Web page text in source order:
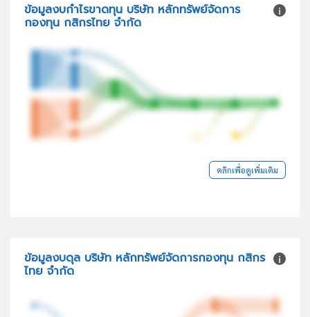
ข้อมูลงบกำไรขาดทุน บริษัท หลักทรัพย์จัดการ
กองทุน กสิกรไทย จำกัด
คลิกเพื่อดูเพิ่มเติม
ข้อมูลงบดุล บริษัท หลักทรัพย์จัดการกองทุน กสิกร
ไทย จำกัด